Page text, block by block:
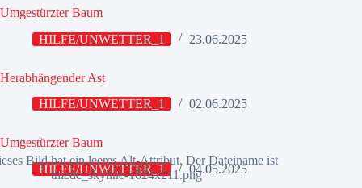
Umgestürzter Baum
HILFE/UNWETTER_1
23.06.2025
Herabhängender Ast
HILFE/UNWETTER_1
02.06.2025
Umgestürzter Baum
HILFE/UNWETTER_1
04.05.2025